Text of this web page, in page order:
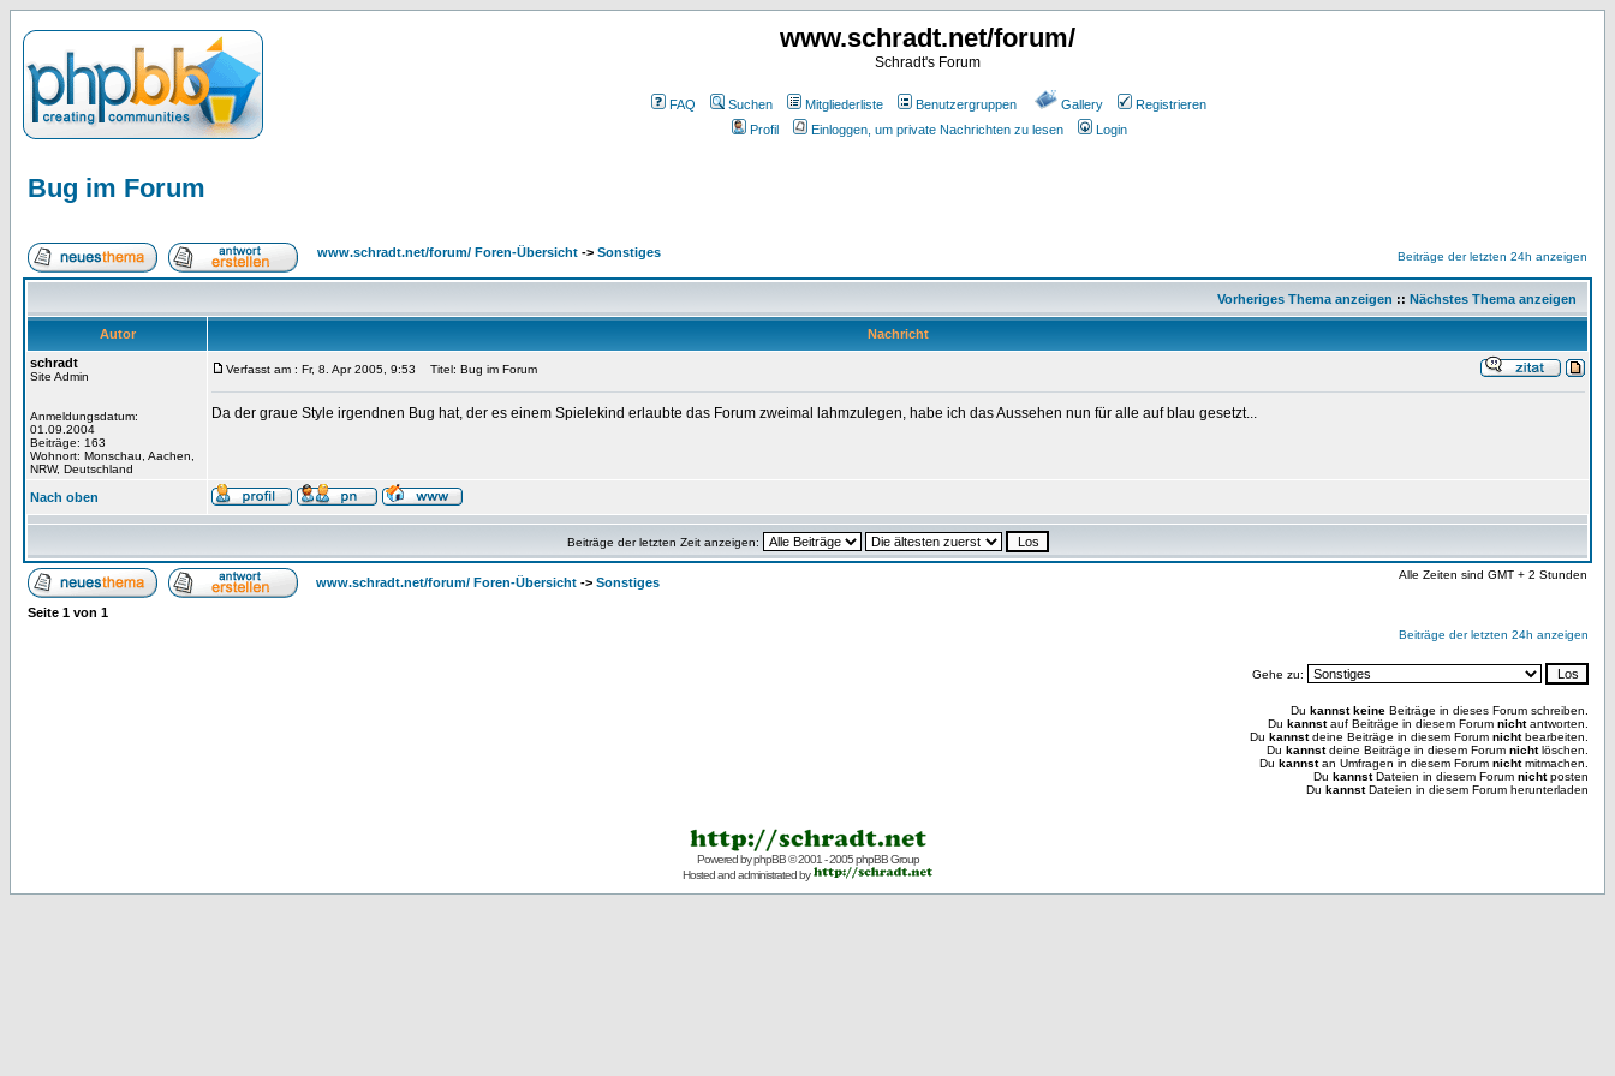
www.schradt.net/forum/
Schradt's Forum
FAQ Suchen Mitgliederliste Benutzergruppen Gallery
Registrieren
Profil
Einloggen, um private Nachrichten zu lesen Login
Bug im Forum
www.schradt.net/forum/ Foren-Übersicht -> Sonstiges Beiträge der letzten 24h anzeigen
Vorheriges Thema anzeigen :: Nächstes Thema anzeigen
Autor
Nachricht
schradt
Site Admin
Anmeldungsdatum:
01.09.2004
Beiträge: 163
Wohnort: Monschau, Aachen,
NRW, Deutschland
Verfasst am : Fr, 8. Apr 2005, 9:53 Titel: Bug im Forum
Da der graue Style irgendnen Bug hat, der es einem Spielekind erlaubte das Forum zweimal lahmzulegen, habe ich das Aussehen nun für alle auf blau gesetzt...
Nach oben
Beiträge der letzten Zeit anzeigen:
www.schradt.net/forum/ Foren-Übersicht -> Sonstiges
Alle Zeiten sind GMT + 2 Stunden
Seite 1 von 1
Beiträge der letzten 24h anzeigen
Gehe zu:
Du kannst keine Beiträge in dieses Forum schreiben.
Du kannstauf Beiträge in diesem Forum nichtantworten.
Du kannstdeine Beiträge in diesem Forum nichtbearbeiten.
Du kannstdeine Beiträge in diesem Forum nichtlöschen.
Du kannstan Umfragen in diesem Forum nichtmitmachen.
Du kannstDateien in diesem Forum nichtposten
Du kannstDateien in diesem Forum herunterladen
Powered byphpBB© 2001 - 2005 phpBB Group
Hosted and administrated by